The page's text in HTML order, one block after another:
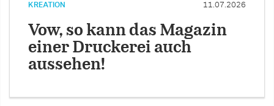
KREATION 11.07.2026
Vow, so kann das Magazin
einer Druckerei auch
aussehen!